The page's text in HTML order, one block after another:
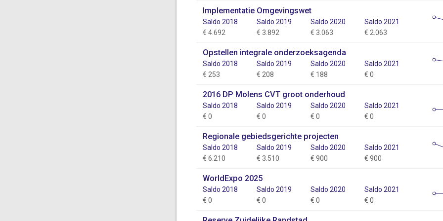
Implementatie Omgevingswet
Saldo 2018 Saldo 2019 Saldo 2020
Saldo 2021
€ 4.692
€ 3.892 € 3.063 € 2.063
Opstellen integrale onderzoeksagenda
Saldo 2018 Saldo 2019 Saldo 2020
Saldo 2021
€ 253
€ 208 € 188 € 0
2016 DP Molens CVT groot onderhoud
Saldo 2018 Saldo 2019 Saldo 2020
Saldo 2021
€ 0
€ 0 € 0 € 0
Regionale gebiedsgerichte projecten
Saldo 2018 Saldo 2019 Saldo 2020
Saldo 2021
€ 6.210
€ 3.510 € 900 € 900
WorldExpo 2025
Saldo 2018 Saldo 2019 Saldo 2020
Saldo 2021
€ 0
€ 0 € 0 € 0